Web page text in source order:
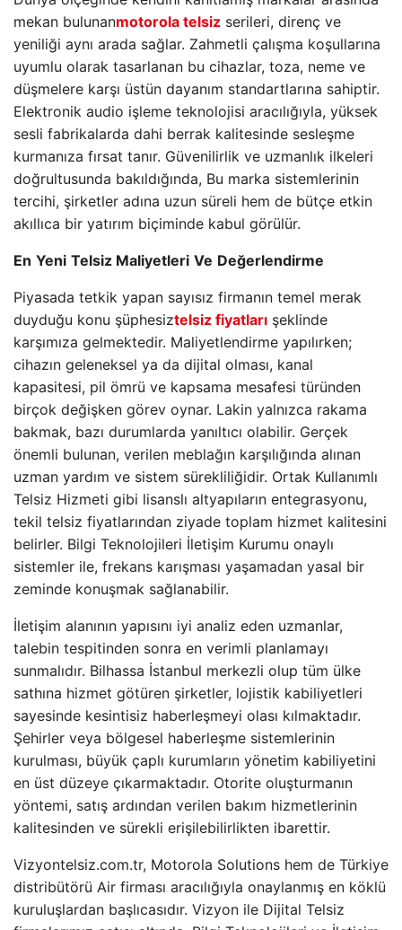
mekan bulunanmotorola telsiz serileri, direnç ve
yeniliği aynı arada sağlar. Zahmetli çalışma koşullarına
uyumlu olarak tasarlanan bu cihazlar, toza, neme ve
düşmelere karşı üstün dayanım standartlarına sahiptir.
Elektronik audio işleme teknolojisi aracılığıyla, yüksek
sesli fabrikalarda dahi berrak kalitesinde sesleşme
kurmanıza fırsat tanır. Güvenilirlik ve uzmanlık ilkeleri
doğrultusunda bakıldığında, Bu marka sistemlerinin
tercihi, şirketler adına uzun süreli hem de bütçe etkin
akıllıca bir yatırım biçiminde kabul görülür.
En Yeni Telsiz Maliyetleri Ve Değerlendirme
Piyasada tetkik yapan sayısız firmanın temel merak
duyduğu konu şüphesiztelsiz fiyatları şeklinde
karşımıza gelmektedir. Maliyetlendirme yapılırken;
cihazın geleneksel ya da dijital olması, kanal
kapasitesi, pil ömrü ve kapsama mesafesi türünden
birçok değişken görev oynar. Lakin yalnızca rakama
bakmak, bazı durumlarda yanıltıcı olabilir. Gerçek
önemli bulunan, verilen meblağın karşılığında alınan
uzman yardım ve sistem sürekliliğidir. Ortak Kullanımlı
Telsiz Hizmeti gibi lisanslı altyapıların entegrasyonu,
tekil telsiz fiyatlarından ziyade toplam hizmet kalitesini
belirler. Bilgi Teknolojileri İletişim Kurumu onaylı
sistemler ile, frekans karışması yaşamadan yasal bir
zeminde konuşmak sağlanabilir.
İletişim alanının yapısını iyi analiz eden uzmanlar,
talebin tespitinden sonra en verimli planlamayı
sunmalıdır. Bilhassa İstanbul merkezli olup tüm ülke
sathına hizmet götüren şirketler, lojistik kabiliyetleri
sayesinde kesintisiz haberleşmeyi olası kılmaktadır.
Şehirler veya bölgesel haberleşme sistemlerinin
kurulması, büyük çaplı kurumların yönetim kabiliyetini
en üst düzeye çıkarmaktadır. Otorite oluşturmanın
yöntemi, satış ardından verilen bakım hizmetlerinin
kalitesinden ve sürekli erişilebilirlikten ibarettir.
Vizyontelsiz.com.tr, Motorola Solutions hem de Türkiye
distribütörü Air firması aracılığıyla onaylanmış en köklü
kuruluşlardan başlıcasıdır. Vizyon ile Dijital Telsiz